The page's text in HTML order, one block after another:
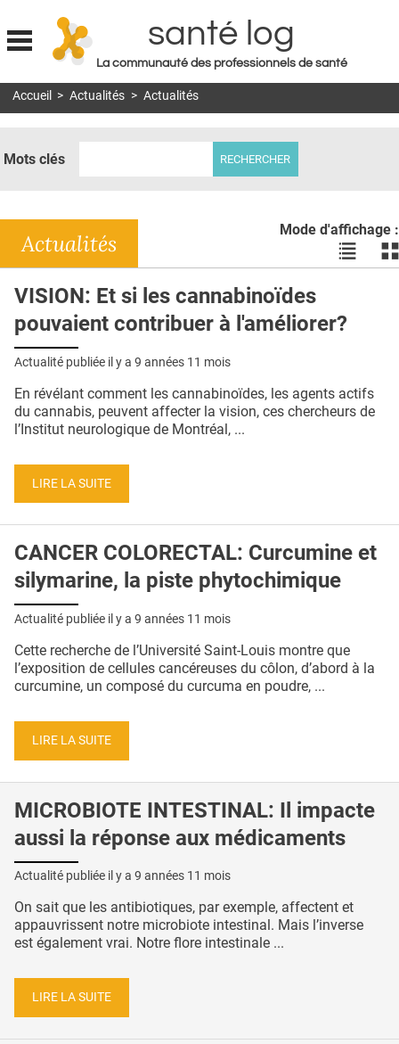
Jump to navigation
santé log
La communauté des professionnels de santé
MON COMPTE
DOSSIERS
RÉSEAUX
E-REVUE SAD
THÉMA
QUI SOMMES-NOUS ?
CONDITIONS GÉNÉRALES
CRÉDITS
Accueil > Actualités > Actualités
Mots clés
Mode d'affichage :
Voir
les
liste
les
Actualités
VISION: Et si les cannabinoïdes
pouvaient contribuer à l'améliorer?
Actualité publiée il y a 9 années 11 mois
En révélant comment les cannabinoïdes, les agents actifs
du cannabis, peuvent affecter la vision, ces chercheurs de
l’Institut neurologique de Montréal, ...
LIRE LA SUITE
CANCER COLORECTAL: Curcumine et
silymarine, la piste phytochimique
Actualité publiée il y a 9 années 11 mois
Cette recherche de l’Université Saint-Louis montre que
l’exposition de cellules cancéreuses du côlon, d’abord à la
curcumine, un composé du curcuma en poudre, ...
LIRE LA SUITE
MICROBIOTE INTESTINAL: Il impacte
aussi la réponse aux médicaments
Actualité publiée il y a 9 années 11 mois
On sait que les antibiotiques, par exemple, affectent et
appauvrissent notre microbiote intestinal. Mais l’inverse
est également vrai. Notre flore intestinale ...
LIRE LA SUITE